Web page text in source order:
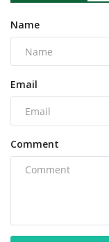
Name
Email
Comment